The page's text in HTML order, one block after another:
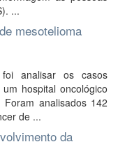
...
mesotelioma
analisar os casos
hospital oncológico
analisados 142
de ...
da